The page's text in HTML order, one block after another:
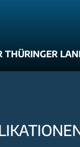
THÜRINGER